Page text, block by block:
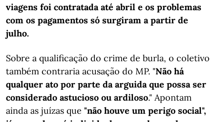
viagens foi contratada até abril e os problemas
com os pagamentos só surgiram a partir de
julho.
Sobre a qualificação do crime de burla, o coletivo
também contraria acusação do MP. "Não há
qualquer ato por parte da arguida que possa ser
considerado astucioso ou ardiloso." Apontam
ainda as juízas que "não houve um perigo social",